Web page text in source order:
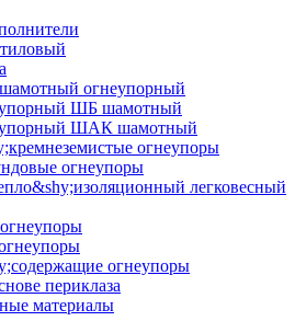
огнеупорный
ШБ шамотный
ШАК шамотный
огнеупоры
огнеупоры
легковесный
огнеупоры
периклаза
материалы